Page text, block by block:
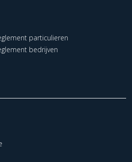
particulieren
bedrijven